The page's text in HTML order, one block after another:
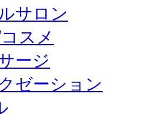
サロン
スメ
ージ
ゼーション